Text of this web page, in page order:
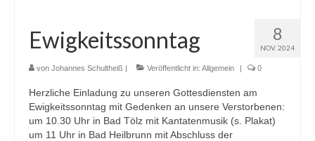
8
NOV. 2024
Ewigkeitssonntag
von Johannes Schultheiß Veröffentlicht in: Allgemein 0
Herzliche Einladung zu unseren Gottesdiensten am
Ewigkeitssonntag mit Gedenken an unsere Verstorbenen:
um 10.30 Uhr in Bad Tölz mit Kantatenmusik (s. Plakat)
um 11 Uhr in Bad Heilbrunn mit Abschluss der